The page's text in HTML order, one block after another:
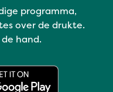
programma,
over de drukte.
hand.